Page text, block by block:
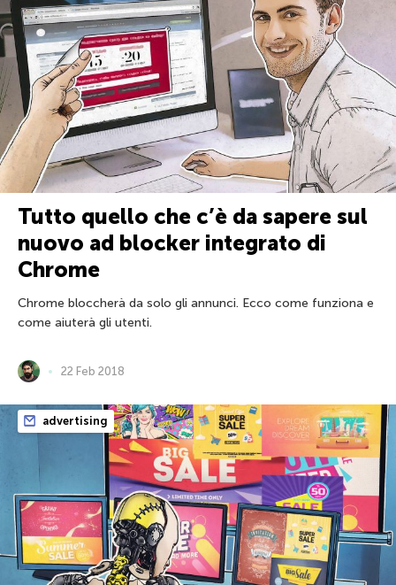
Tutto quello che c’è da sapere sul
nuovo ad blocker integrato di
Chrome
Chrome bloccherà da solo gli annunci. Ecco come funziona e
come aiuterà gli utenti.
22 Feb 2018
advertising